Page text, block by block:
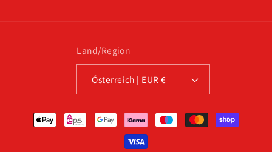
Land/Region
Österreich | EUR €
Zahlungsmethoden